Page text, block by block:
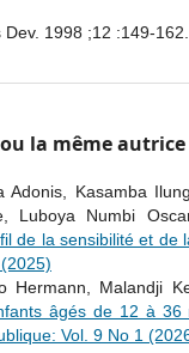
1998 ;12 :149-162.
la même autrice
Adonis, Kasamba
Luboya Numbi
de la sensibilité et de
Hermann, Malandji
âgés de 12 à
Vol. 9 No 1